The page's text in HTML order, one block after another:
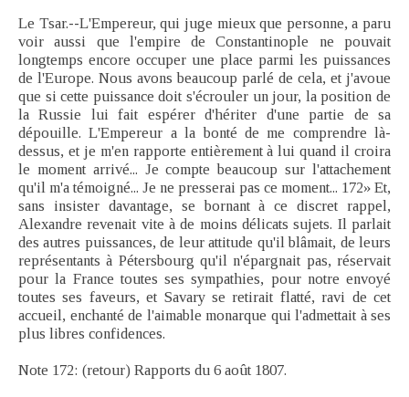
Le Tsar.--L'Empereur, qui juge mieux que personne, a paru
voir aussi que l'empire de Constantinople ne pouvait
longtemps encore occuper une place parmi les puissances
de l'Europe. Nous avons beaucoup parlé de cela, et j'avoue
que si cette puissance doit s'écrouler un jour, la position de
la Russie lui fait espérer d'hériter d'une partie de sa
dépouille. L'Empereur a la bonté de me comprendre là-
dessus, et je m'en rapporte entièrement à lui quand il croira
le moment arrivé... Je compte beaucoup sur l'attachement
qu'il m'a témoigné... Je ne presserai pas ce moment... 172» Et,
sans insister davantage, se bornant à ce discret rappel,
Alexandre revenait vite à de moins délicats sujets. Il parlait
des autres puissances, de leur attitude qu'il blâmait, de leurs
représentants à Pétersbourg qu'il n'épargnait pas, réservait
pour la France toutes ses sympathies, pour notre envoyé
toutes ses faveurs, et Savary se retirait flatté, ravi de cet
accueil, enchanté de l'aimable monarque qui l'admettait à ses
plus libres confidences.
Note 172: (retour) Rapports du 6 août 1807.